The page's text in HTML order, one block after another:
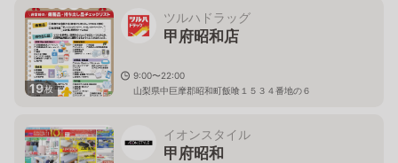
19枚
ツルハドラッグ
甲府昭和店
9:00〜22:00
山梨県中巨摩郡昭和町飯喰１５３４番地の６
イオンスタイル
甲府昭和